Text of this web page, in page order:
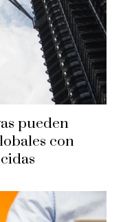
pueden
con